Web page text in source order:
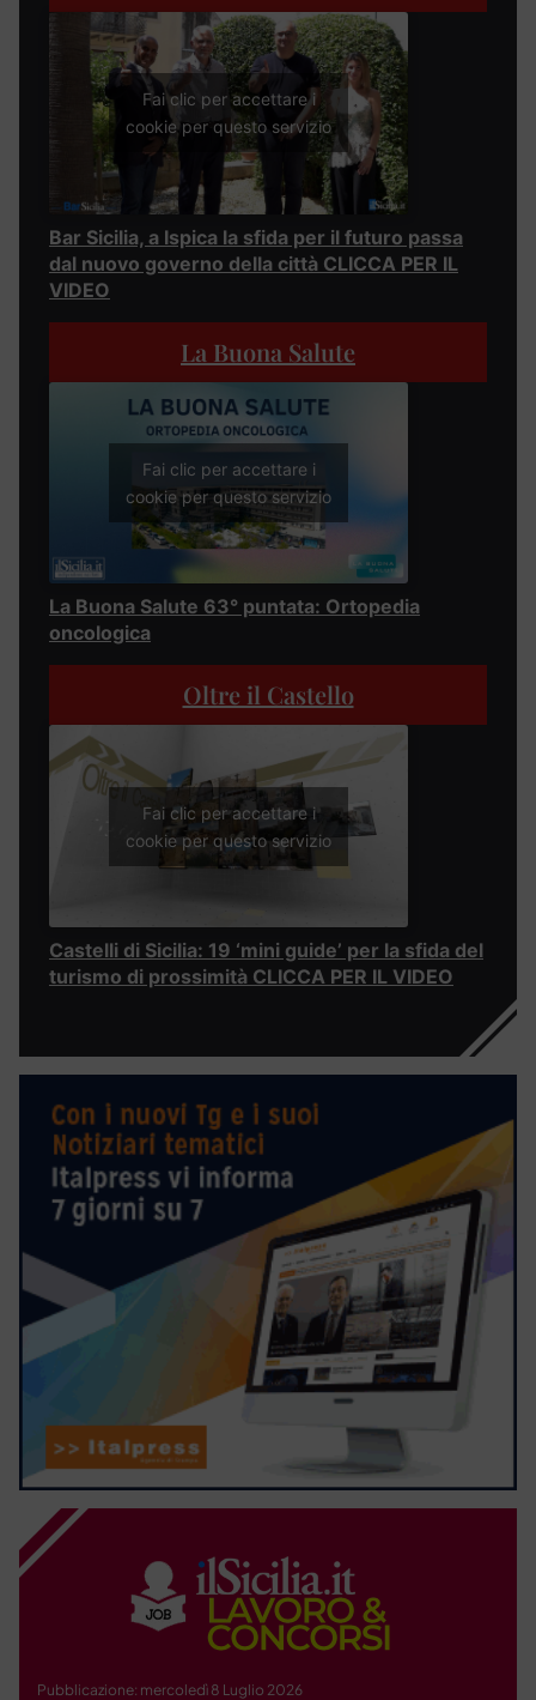
Fai clic per accettare i
cookie per questo servizio
Bar Sicilia, a Ispica la sfida per il futuro passa
dal nuovo governo della città CLICCA PER IL
VIDEO
La Buona Salute
Fai clic per accettare i
cookie per questo servizio
La Buona Salute 63° puntata: Ortopedia
oncologica
Oltre il Castello
Fai clic per accettare i
cookie per questo servizio
Castelli di Sicilia: 19 ‘mini guide’ per la sfida del
turismo di prossimità CLICCA PER IL VIDEO
Pubblicazione: mercoledì 8 Luglio 2026